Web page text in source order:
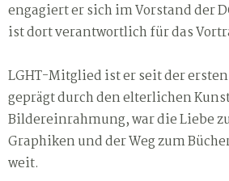
engagiert er sich im Vorstand der
ist dort verantwortlich für das
LGHT-Mitglied ist er seit der
geprägt durch den elterlichen
Bildereinrahmung, war die Liebe
Graphiken und der Weg zum
weit.